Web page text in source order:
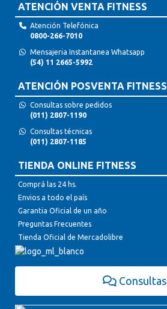
ATENCIÓN VENTA FITNESS
Atención Telefónica
0800-266-7010
Mensajeria Instantanea Whatsapp
(54) 11 2665-5992
ATENCIÓN POSVENTA FITNESS
Consultas sobre pedidos
(011) 2807-1190
Consultas técnicas
(011) 2807-1185
TIENDA ONLINE FITNESS
Comprá las 24 hs.
Envios a todo el país
Garantia Oficial de un año
Preguntas Frecuentes
Tienda Oficial de Mercadolibre
Consultas